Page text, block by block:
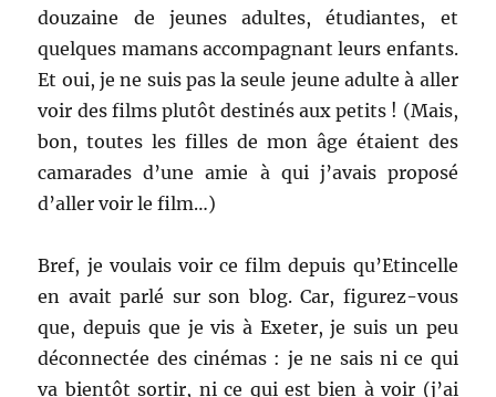
douzaine de jeunes adultes, étudiantes, et
quelques mamans accompagnant leurs enfants.
Et oui, je ne suis pas la seule jeune adulte à aller
voir des films plutôt destinés aux petits ! (Mais,
bon, toutes les filles de mon âge étaient des
camarades d’une amie à qui j’avais proposé
d’aller voir le film…)
Bref, je voulais voir ce film depuis qu’Etincelle
en avait parlé sur son blog. Car, figurez-vous
que, depuis que je vis à Exeter, je suis un peu
déconnectée des cinémas : je ne sais ni ce qui
va bientôt sortir, ni ce qui est bien à voir (j’ai